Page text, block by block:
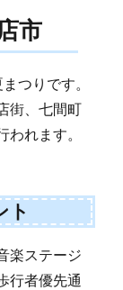
市
つりです。
街、七間町
われます。
ト
楽ステージ
行者優先通